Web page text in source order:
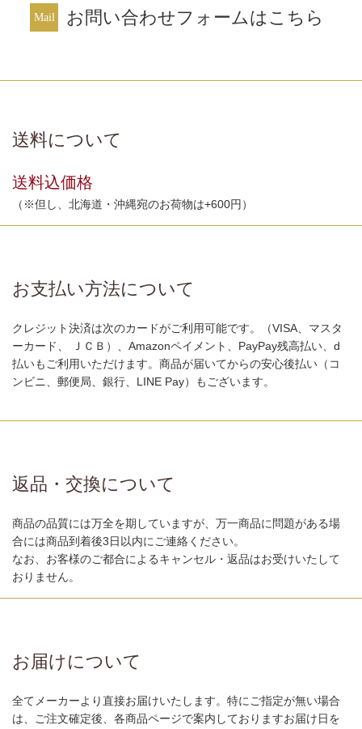
お問い合わせフォームはこちら
送料について
送料込価格
（※但し、北海道・沖縄宛のお荷物は+600円）
お支払い方法について
クレジット決済は次のカードがご利用可能です。（VISA、マスタ
ーカード、 ＪＣＢ）、Amazonペイメント、PayPay残高払い、d
払いもご利用いただけます。商品が届いてからの安心後払い（コ
ンビニ、郵便局、銀行、LINE Pay）もございます。
返品・交換について
商品の品質には万全を期していますが、万一商品に問題がある場
合には商品到着後3日以内にご連絡ください。
なお、お客様のご都合によるキャンセル・返品はお受けいたして
おりません。
お届けについて
全てメーカーより直接お届けいたします。特にご指定が無い場合
は、ご注文確定後、各商品ページで案内しておりますお届け日を